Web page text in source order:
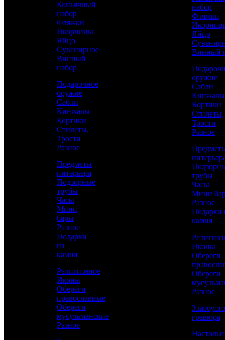
гравированием
Аристократ
Златоустовская гравюра
8 400 р.
Сравнить товар
Рассчитать доставку СДЭК
РАССЧИТАТЬ
Коньячный
набор
Фляжки
Икорницы
Яйцо
Сувенирное
Винный
набор
Подарочное
оружие
Сабли
Кинжалы
Кортики
Стилеты,
Трости
Разное
Предметы
интерьера
Подзорные
трубы
Часы
Мини
бары
Разное
Подарки
из
камня
Религиозное
Иконы
Обереги
православные
Обереги
мусульманские
Разное
набор
Фляжки
Яйцо
Винный
оружие
Сабли
Кинжалы
Кортики
Стилеты,
Трости
Разное
трубы
Часы
Мини
Разное
Подарки
камня
Иконы
Обереги
Обереги
Разное
гравюра